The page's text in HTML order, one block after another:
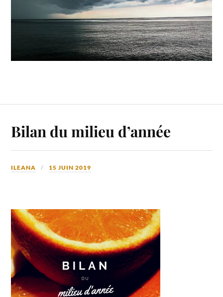
Bilan du milieu d’année
ILEANA 15 JUIN 2019